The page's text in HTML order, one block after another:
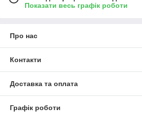
Показати весь графік роботи
Про нас
Контакти
Доставка та оплата
Графік роботи